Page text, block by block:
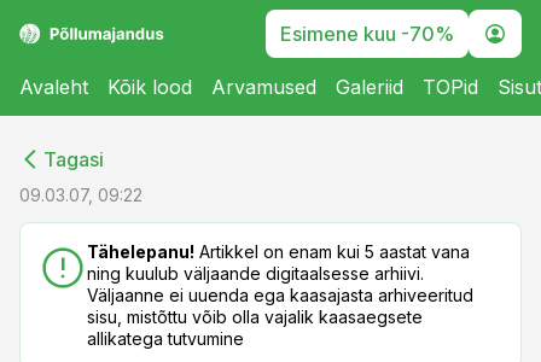
Esimene kuu -70%
Avaleht Kõik lood Arvamused Galeriid TOPid
Tagasi
09.03.07, 09:22
Tähelepanu! Artikkel on enam kui 5 aastat vana
ning kuulub väljaande digitaalsesse arhiivi.
Väljaanne ei uuenda ega kaasajasta arhiveeritud
sisu, mistõttu võib olla vajalik kaasaegsete
allikatega tutvumine